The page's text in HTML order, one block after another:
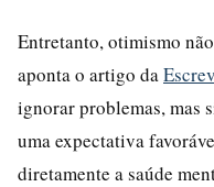
Entretanto, otimismo
aponta o artigo da
ignorar problemas, mas
uma expectativa
diretamente a saúde